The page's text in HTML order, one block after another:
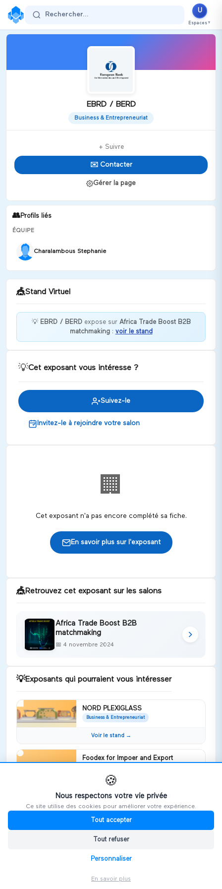
Rechercher...
U
Espaces ▼
EBRD / BERD
Business & Entrepreneuriat
+ Suivre
✉️ Contacter
Gérer la page
👥Profils liés
ÉQUIPE
Charalambous Stephanie
🎪Stand Virtuel
Bienvenue chez EBRD / BERD !
💡 EBRD / BERDexpose sur Africa Trade Boost B2B
matchmaking: voir le stand
💡Cet exposant vous intéresse ?
Suivez-le
Invitez-le à rejoindre votre salon
🏢
Cet exposant n'a pas encore complété sa fiche.
En savoir plus sur l'exposant
🎪Retrouvez cet exposant sur les salons
Africa Trade Boost B2B
matchmaking
📅 4 novembre 2024
💡Exposants qui pourraient vous intéresser
NORD PLEXIGLASS
Business & Entrepreneuriat
Voir le stand →
Foodex for Impoer and Export
foodex company specialise in frozen
fruits and vegetables pdf
WEYB
Nous soutenons votre développement
🍪
Nous respectons votre vie privée
Ce site utilise des cookies pour améliorer votre expérience.
Tout accepter
Tout refuser
Personnaliser
En savoir plus